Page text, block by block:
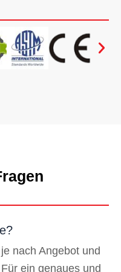
nach Angebot und
ein genaues und